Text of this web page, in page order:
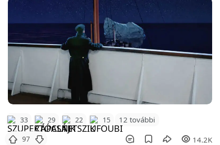
33 29 22 15 12 további
97 14.2K